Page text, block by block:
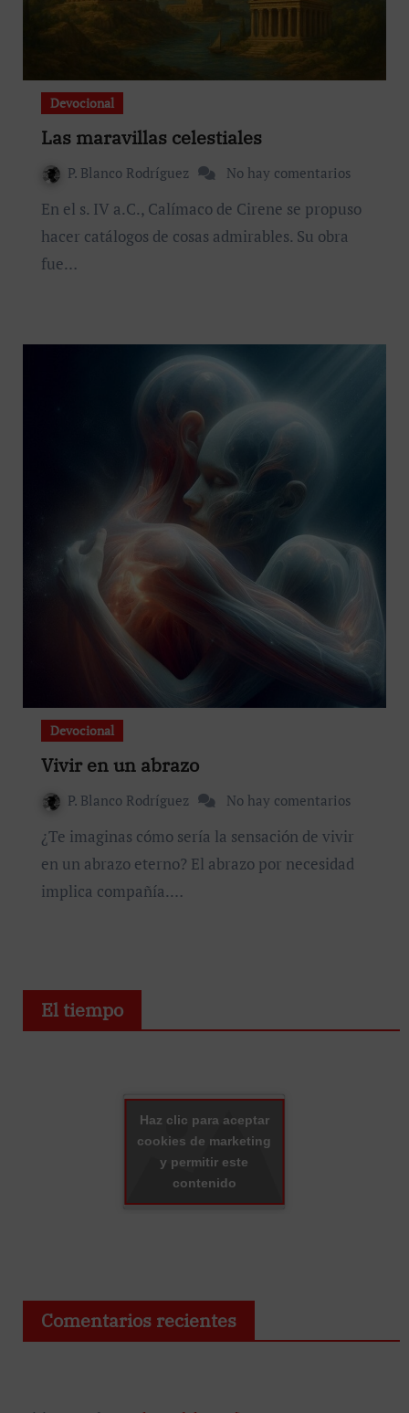
Devocional
Las maravillas celestiales
P. Blanco Rodríguez No hay comentarios
En el s. IV a.C., Calímaco de Cirene se propuso
hacer catálogos de cosas admirables. Su obra
fue…
Devocional
Vivir en un abrazo
P. Blanco Rodríguez No hay comentarios
¿Te imaginas cómo sería la sensación de vivir
en un abrazo eterno? El abrazo por necesidad
implica compañía.…
El tiempo
Haz clic para aceptar
cookies de marketing
y permitir este
contenido
Comentarios recientes